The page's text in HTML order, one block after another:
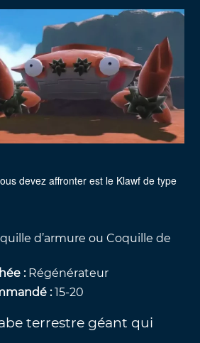
devez affronter est le Klawf de type
d’armure ou Coquille de
:Régénérateur
:15-20
terrestre géant qui